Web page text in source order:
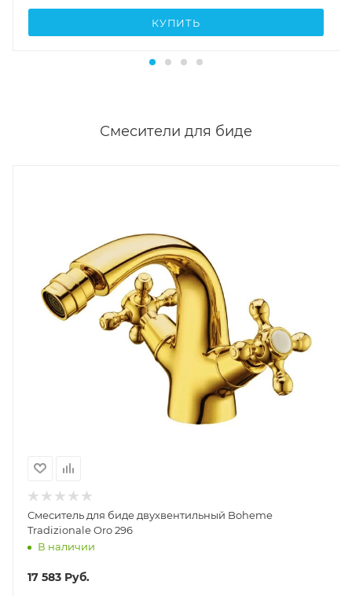
КУПИТЬ
Смесители для биде
Смеситель для биде двухвентильный Boheme
Tradizionale Oro 296
В наличии
17 583 Руб.